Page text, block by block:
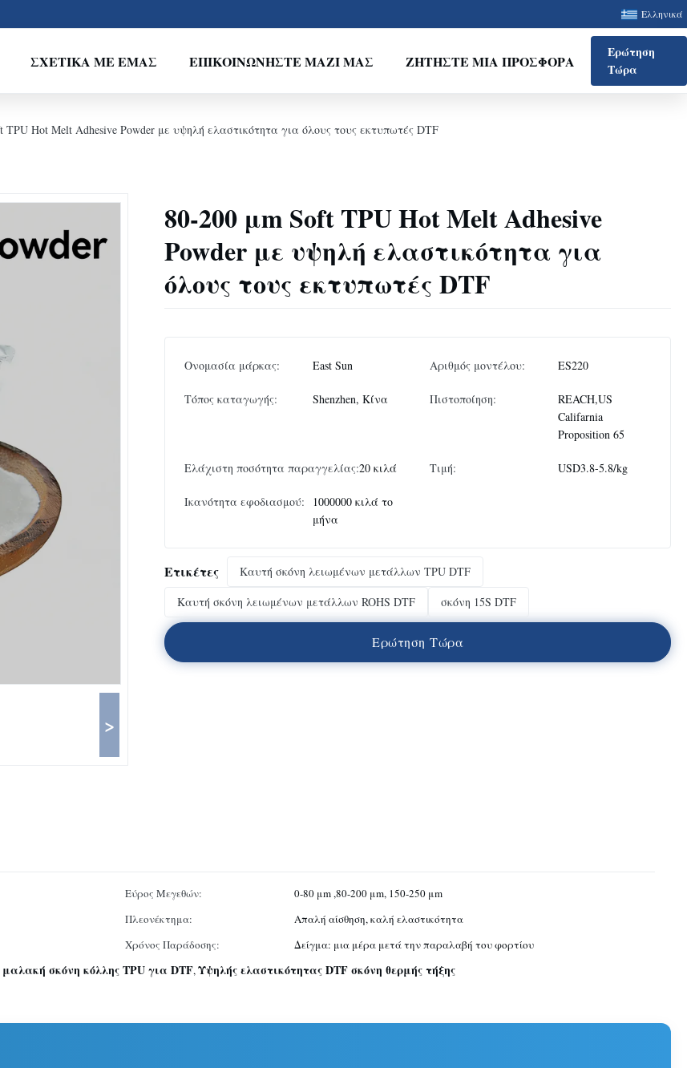
Ελληνικά
ΣΧΕΤΙΚΆ ΜΕ ΕΜΆΣ ΕΠΙΚΟΙΝΩΝΉΣΤΕ ΜΑΖΊ ΜΑΣ ΖΗΤΉΣΤΕ ΜΙΑ ΠΡΟΣΦΟΡΆ
Ερώτηση
Τώρα
TPU Hot Melt Adhesive Powder με υψηλή ελαστικότητα για όλους τους εκτυπωτές DTF
>
80-200 μm Soft TPU Hot Melt Adhesive
Powder με υψηλή ελαστικότητα για
όλους τους εκτυπωτές DTF
Ονομασία μάρκας: East Sun Αριθμός μοντέλου: ES220
Τόπος καταγωγής: Shenzhen, Κίνα Πιστοποίηση:
REACH,US
Califarnia
Proposition 65
Ελάχιστη ποσότητα παραγγελίας:20 κιλά Τιμή: USD3.8-5.8/kg
Ικανότητα εφοδιασμού:
1000000 κιλά το
μήνα
Ετικέτες
Καυτή σκόνη λειωμένων μετάλλων TPU DTF
Καυτή σκόνη λειωμένων μετάλλων ROHS DTF
σκόνη 15S DTF
Ερώτηση Τώρα
Εύρος Μεγεθών:
0-80 μm ,80-200 μm, 150-250 μm
Πλεονέκτημα:
Απαλή αίσθηση, καλή ελαστικότητα
Χρόνος Παράδοσης:
Δείγμα: μια μέρα μετά την παραλαβή του φορτίου
μαλακή σκόνη κόλλης TPU για DTF,Υψηλής ελαστικότητας DTF σκόνη θερμής τήξης